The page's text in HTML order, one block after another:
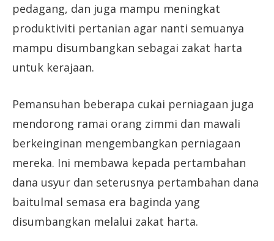
pedagang, dan juga mampu meningkat
produktiviti pertanian agar nanti semuanya
mampu disumbangkan sebagai zakat harta
untuk kerajaan.
Pemansuhan beberapa cukai perniagaan juga
mendorong ramai orang zimmi dan mawali
berkeinginan mengembangkan perniagaan
mereka. Ini membawa kepada pertambahan
dana usyur dan seterusnya pertambahan dana
baitulmal semasa era baginda yang
disumbangkan melalui zakat harta.